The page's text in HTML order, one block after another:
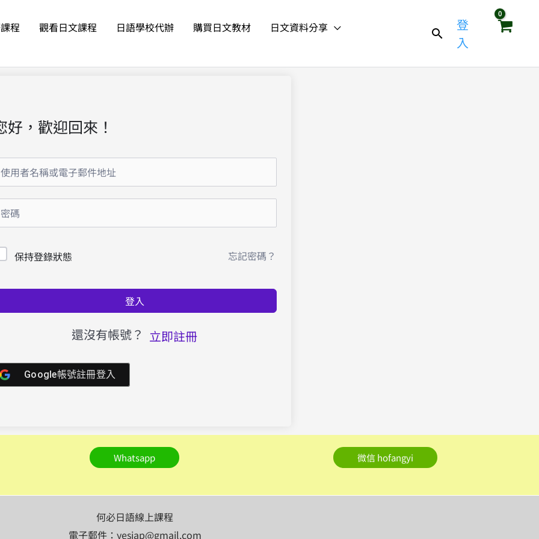
程 觀看日文課程 日語學校代辦 購買日文教材
日文資料分享
登
入
好，歡迎回來！
保持登錄狀態 忘記密碼？
登入
還沒有帳號？ 立即註冊
Google帳號註冊登入
Whatsapp 微信 hofangyi
何必日語線上課程
電子郵件：yesjap@gmail.com